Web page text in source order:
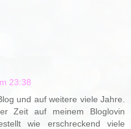
23:38
und auf weitere viele Jahre.
Zeit auf meinem Bloglovin
wie erschreckend viele